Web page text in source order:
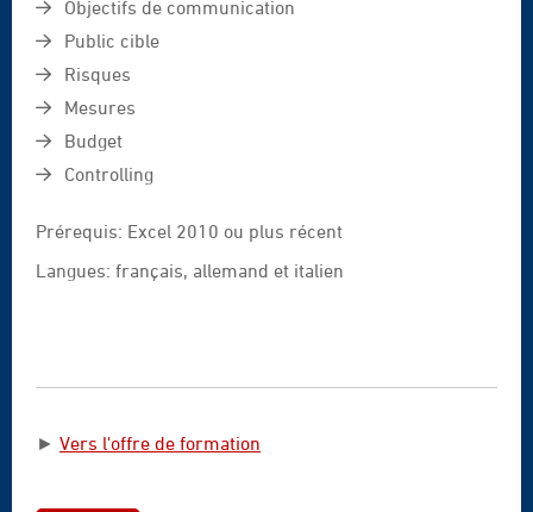
Objectifs de communication
Public cible
Risques
Mesures
Budget
Controlling
Prérequis: Excel 2010 ou plus récent
Langues: français, allemand et italien
► Vers l'offre de formation